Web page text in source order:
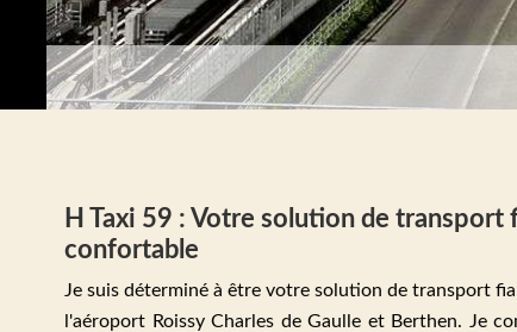
H Taxi 59 : Votre solution de transport
confortable
Je suis déterminé à être votre solution de transport
l'aéroport Roissy Charles de Gaulle et Berthen. Je